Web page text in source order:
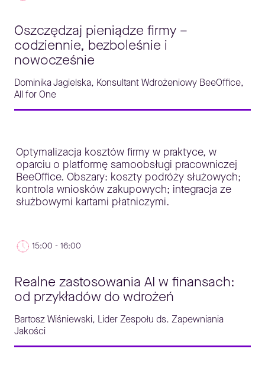
Oszczędzaj pieniądze firmy –
codziennie, bezboleśnie i
nowocześnie
Dominika Jagielska, Konsultant Wdrożeniowy BeeOffice,
All for One
Optymalizacja kosztów firmy w praktyce, w
oparciu o platformę samoobsługi pracowniczej
BeeOffice. Obszary: koszty podróży służowych;
kontrola wniosków zakupowych; integracja ze
służbowymi kartami płatniczymi.
15:00 - 16:00
Realne zastosowania AI w finansach:
od przykładów do wdrożeń
Bartosz Wiśniewski, Lider Zespołu ds. Zapewniania
Jakości